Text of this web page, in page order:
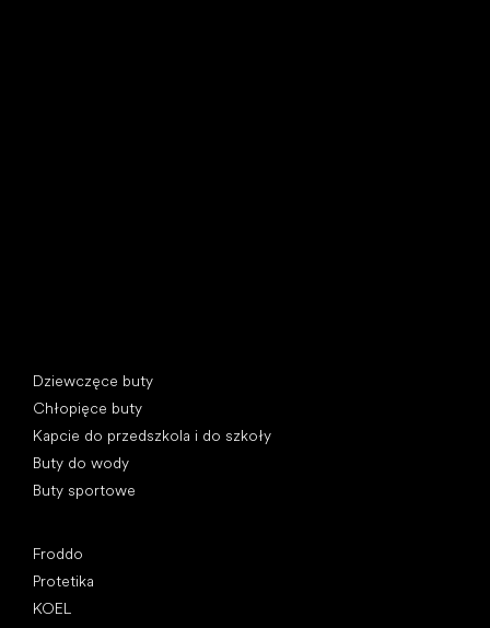
Dziewczęce buty
Chłopięce buty
Kapcie do przedszkola i do szkoły
Buty do wody
Buty sportowe
Froddo
Protetika
KOEL